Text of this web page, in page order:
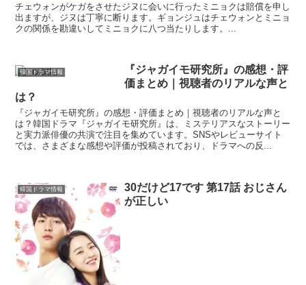
チェウォンがケガをさせたジヌに会いに行ったミニョクは賠償を申し
出ますが、ジヌは丁寧に断ります。ギョンジュはチェウォンとミニョ
クの関係を勘違いしてミニョクに八つ当たりします。...
韓国ドラマ情報
『ジャガイモ研究所』の感想・評
価まとめ｜視聴者のリアルな声と
は？
『ジャガイモ研究所』の感想・評価まとめ｜視聴者のリアルな声と
は？韓国ドラマ『ジャガイモ研究所』は、ミステリアスなストーリー
と実力派俳優の共演で注目を集めています。SNSやレビューサイト
では、さまざまな感想や評価が投稿されており、ドラマへの反...
韓国ドラマ情報
30だけど17です 第17話 おじさん
が正しい